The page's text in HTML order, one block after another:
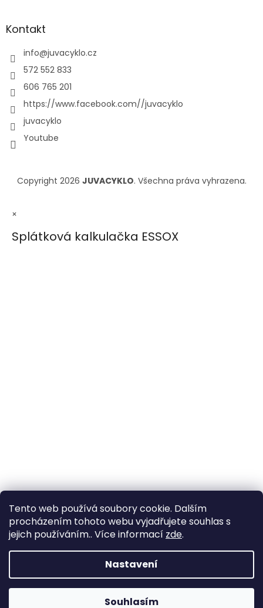
Tento web používá soubory cookie. Dalším
procházením tohoto webu vyjadřujete souhlas s
jejich používáním.. Více informací zde.
Nastavení
Souhlasím
Kontakt
info@juvacyklo.cz
572 552 833
606 765 201
https://www.facebook.com//juvacyklo
juvacyklo
Youtube
Copyright 2026 JUVACYKLO. Všechna práva vyhrazena.
×
Splátková kalkulačka ESSOX